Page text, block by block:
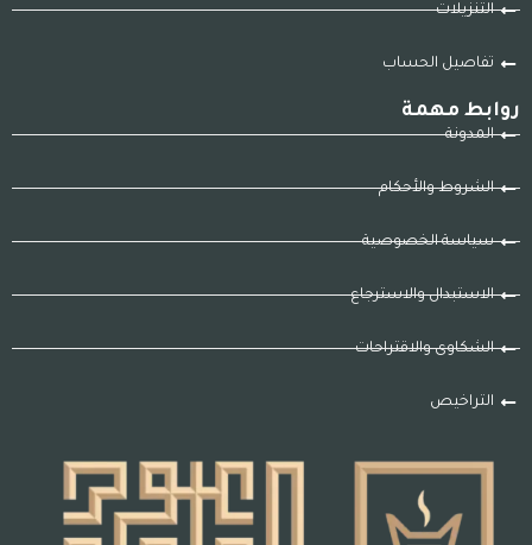
التنزيلات
تفاصيل الحساب
روابط مهمة
المدونة
الشروط والأحكام
سياسة الخصوصية
الاستبدال والاسترجاع
الشكاوى والاقتراحات
التراخيص